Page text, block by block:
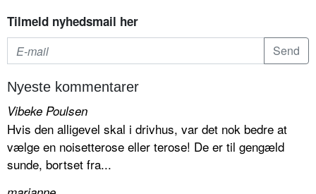
Tilmeld nyhedsmail her
Nyeste kommentarer
Vibeke Poulsen
Hvis den alligevel skal i drivhus, var det nok bedre at
vælge en noisetterose eller terose! De er til gengæld
sunde, bortset fra...